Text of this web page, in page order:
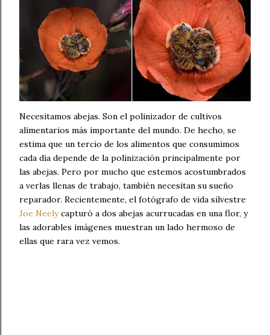
Necesitamos abejas. Son el polinizador de cultivos
alimentarios más importante del mundo. De hecho, se
estima que un tercio de los alimentos que consumimos
cada día depende de la polinización principalmente por
las abejas. Pero por mucho que estemos acostumbrados
a verlas llenas de trabajo, también necesitan su sueño
reparador. Recientemente, el fotógrafo de vida silvestre
Joe Neelycapturó a dos abejas acurrucadas en una flor, y
las adorables imágenes muestran un lado hermoso de
ellas que rara vez vemos.